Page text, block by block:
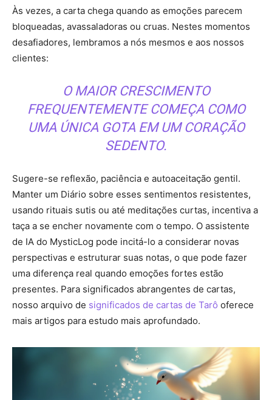
Às vezes, a carta chega quando as emoções parecem
bloqueadas, avassaladoras ou cruas. Nestes momentos
desafiadores, lembramos a nós mesmos e aos nossos
clientes:
O MAIOR CRESCIMENTO
FREQUENTEMENTE COMEÇA COMO
UMA ÚNICA GOTA EM UM CORAÇÃO
SEDENTO.
Sugere-se reflexão, paciência e autoaceitação gentil.
Manter um Diário sobre esses sentimentos resistentes,
usando rituais sutis ou até meditações curtas, incentiva a
taça a se encher novamente com o tempo. O assistente
de IA do MysticLog pode incitá-lo a considerar novas
perspectivas e estruturar suas notas, o que pode fazer
uma diferença real quando emoções fortes estão
presentes. Para significados abrangentes de cartas,
nosso arquivo de significados de cartas de Tarô oferece
mais artigos para estudo mais aprofundado.